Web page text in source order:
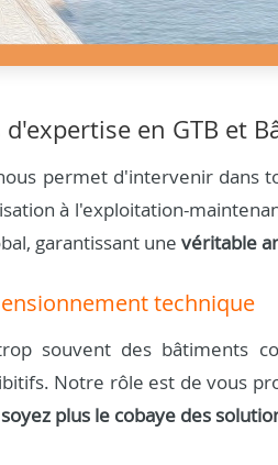
d'expertise en GTB et
permet d'intervenir dans
à l'exploitation-
garantissant une véritable
technique
souvent des bâtiments
Notre rôle est de vous
plus le cobaye des